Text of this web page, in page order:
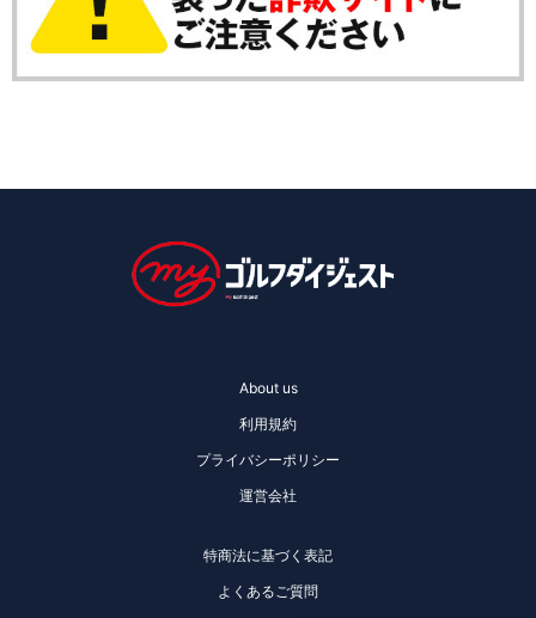
About us
利用規約
プライバシーポリシー
運営会社
特商法に基づく表記
よくあるご質問